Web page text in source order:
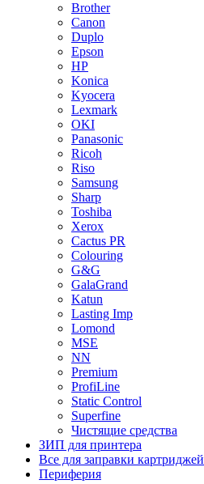
Brother
Canon
Duplo
Epson
HP
Konica
Kyocera
Lexmark
OKI
Panasonic
Ricoh
Riso
Samsung
Sharp
Toshiba
Xerox
Cactus PR
Colouring
G&G
GalaGrand
Katun
Lasting Imp
Lomond
MSE
NN
Premium
ProfiLine
Static Control
Superfine
Чистящие средства
ЗИП для принтера
Все для заправки картриджей
Периферия